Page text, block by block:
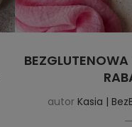
autor Kasia |